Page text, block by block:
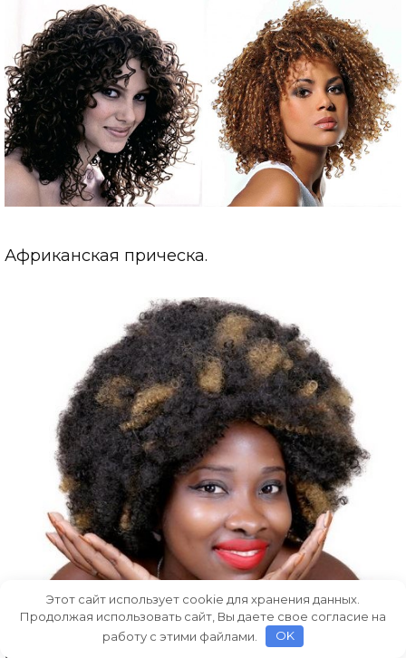
Африканская прическа.
Этот сайт использует cookie для хранения данных.
Продолжая использовать сайт, Вы даете свое согласие на
работу с этими файлами.
OK